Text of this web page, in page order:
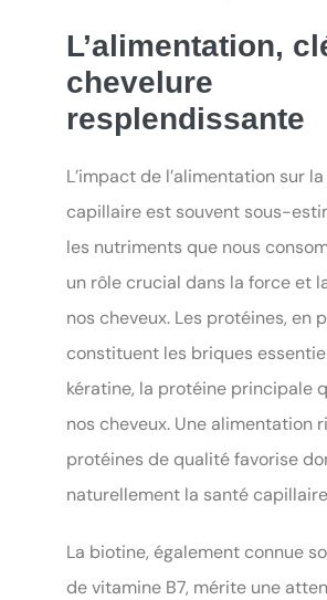
L’alimentation,
chevelure
resplendissante
L’impact de l’alimentation sur
capillaire est souvent sous-
les nutriments que nous
un rôle crucial dans la force et
nos cheveux. Les protéines, en
constituent les briques
kératine, la protéine principale
nos cheveux. Une alimentation
protéines de qualité favorise
naturellement la santé
La biotine, également connue
de vitamine B7, mérite une